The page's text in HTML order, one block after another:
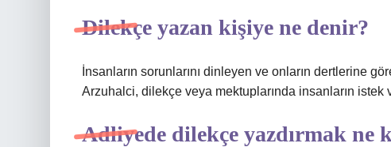
Dilekçe yazan kişiye ne denir?
İnsanların sorunlarını dinleyen ve onların dertlerine
Arzuhalci, dilekçe veya mektuplarında insanların istek
Adliyede dilekçe yazdırmak ne